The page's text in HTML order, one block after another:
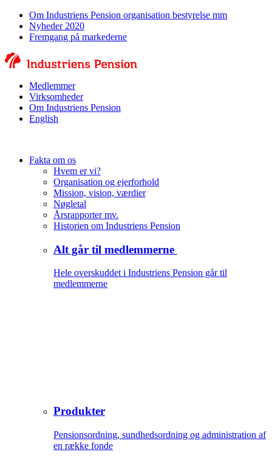
Om Industriens Pension organisation bestyrelse mm
Nyheder 2020
Fremgang på markederne
Medlemmer
Virksomheder
Om Industriens Pension
English
Fakta om os
Hvem er vi?
Organisation og ejerforhold
Mission, vision, værdier
Nøgletal
Årsrapporter mv.
Historien om Industriens Pension
Alt går til medlemmerne
Hele overskuddet i Industriens Pension går til
medlemmerne
Produkter
Pensionsordning, sundhedsordning og administration af
en række fonde